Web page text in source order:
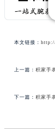
本文链接：
上一篇： 积家手
下一篇： 积家手